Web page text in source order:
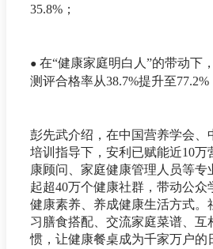
35.8%；
● 在“健康家庭明白人”的带动下
测评合格率从38.7%提升至77.2%
彭先武介绍，在中国营养学会、
培训指导下，安利已赋能近10万
康顾问、家庭健康管理人员等专
起超40万个健康社群，带动公
健康素养、养成健康生活方式。
习膳食搭配、交流家庭菜谱、互
惯，让健康餐桌成为千家万户的